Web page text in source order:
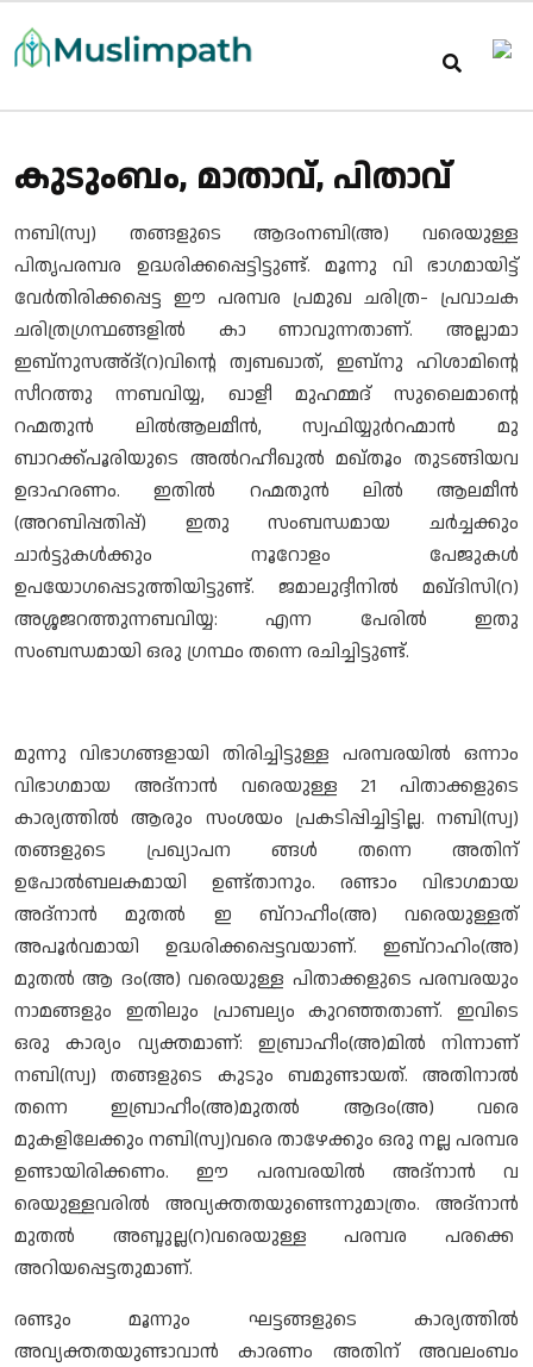
കുടുംബം, മാതാവ്, പിതാവ്
നബി(സ്വ) തങ്ങളുടെ ആദംനബി(അ) വരെയുള്ള
പിതൃപരമ്പര ഉദ്ധരിക്കപ്പെട്ടിട്ടുണ്ട്. മൂന്നു വി ഭാഗമായിട്ട്
വേര്‍തിരിക്കപ്പെട്ട ഈ പരമ്പര പ്രമുഖ ചരിത്ര- പ്രവാചക
ചരിത്രഗ്രന്ഥങ്ങളില്‍ കാ ണാവുന്നതാണ്. അല്ലാമാ
ഇബ്നുസഅ്ദ്(റ)വിന്റെ ത്വബഖാത്, ഇബ്നു ഹിശാമിന്റെ
സീറത്തു ന്നബവിയ്യ, ഖാളീ മുഹമ്മദ് സുലൈമാന്റെ
റഹ്മതുന്‍ ലില്‍ആലമീന്‍, സ്വഫിയ്യുര്‍റഹ്മാന്‍ മു
ബാറക്ക്പൂരിയുടെ അല്‍റഹീഖുല്‍ മഖ്തൂം തുടങ്ങിയവ
ഉദാഹരണം. ഇതില്‍ റഹ്മതുന്‍ ലില്‍ ആലമീന്‍
(അറബിപ്പതിപ്പ്) ഇതു സംബന്ധമായ ചര്‍ച്ചക്കും
ചാര്‍ട്ടുകള്‍ക്കും നൂറോളം പേജുകള്‍
ഉപയോഗപ്പെടുത്തിയിട്ടുണ്ട്. ജമാലുദ്ദീനില്‍ മഖ്ദിസി(റ)
അശ്ശജറത്തുന്നബവിയ്യ: എന്ന പേരില്‍ ഇതു
സംബന്ധമായി ഒരു ഗ്രന്ഥം തന്നെ രചിച്ചിട്ടുണ്ട്.
മുന്നു വിഭാഗങ്ങളായി തിരിച്ചിട്ടുള്ള പരമ്പരയില്‍ ഒന്നാം
വിഭാഗമായ അദ്നാന്‍ വരെയുള്ള 21 പിതാക്കളുടെ
കാര്യത്തില്‍ ആരും സംശയം പ്രകടിപ്പിച്ചിട്ടില്ല. നബി(സ്വ)
തങ്ങളുടെ പ്രഖ്യാപന ങ്ങള്‍ തന്നെ അതിന്
ഉപോല്‍ബലകമായി ഉണ്ട്താനും. രണ്ടാം വിഭാഗമായ
അദ്നാന്‍ മുതല്‍ ഇ ബ്റാഹീം(അ) വരെയുള്ളത്
അപൂര്‍വമായി ഉദ്ധരിക്കപ്പെട്ടവയാണ്. ഇബ്റാഹിം(അ)
മുതല്‍ ആ ദം(അ) വരെയുള്ള പിതാക്കളുടെ പരമ്പരയും
നാമങ്ങളും ഇതിലും പ്രാബല്യം കുറഞ്ഞതാണ്. ഇവിടെ
ഒരു കാര്യം വ്യക്തമാണ്: ഇബ്രാഹീം(അ)മില്‍ നിന്നാണ്
നബി(സ്വ) തങ്ങളുടെ കുടും ബമുണ്ടായത്. അതിനാല്‍
തന്നെ ഇബ്രാഹീം(അ)മുതല്‍ ആദം(അ) വരെ
മുകളിലേക്കും നബി(സ്വ)വരെ താഴേക്കും ഒരു നല്ല പരമ്പര
ഉണ്ടായിരിക്കണം. ഈ പരമ്പരയില്‍ അദ്നാന്‍ വ
രെയുള്ളവരില്‍ അവ്യക്തതയുണ്ടെന്നുമാത്രം. അദ്നാന്‍
മുതല്‍ അബ്ദുല്ല(റ)വരെയുള്ള പരമ്പര പരക്കെ
അറിയപ്പെട്ടതുമാണ്.
രണ്ടും മൂന്നും ഘട്ടങ്ങളുടെ കാര്യത്തില്‍
അവ്യക്തതയുണ്ടാവാന്‍ കാരണം അതിന് അവലംബം